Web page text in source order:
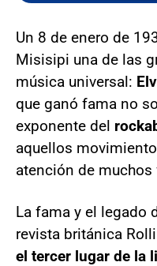
Un 8 de enero de
Misisipi una de las
música universal:
que ganó fama no
exponente del
aquellos
atención de
La fama y el legado
revista británica
el tercer lugar de la